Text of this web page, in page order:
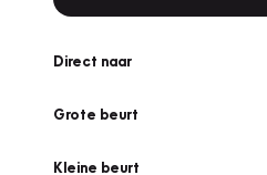
Direct naar
Grote beurt
Kleine beurt